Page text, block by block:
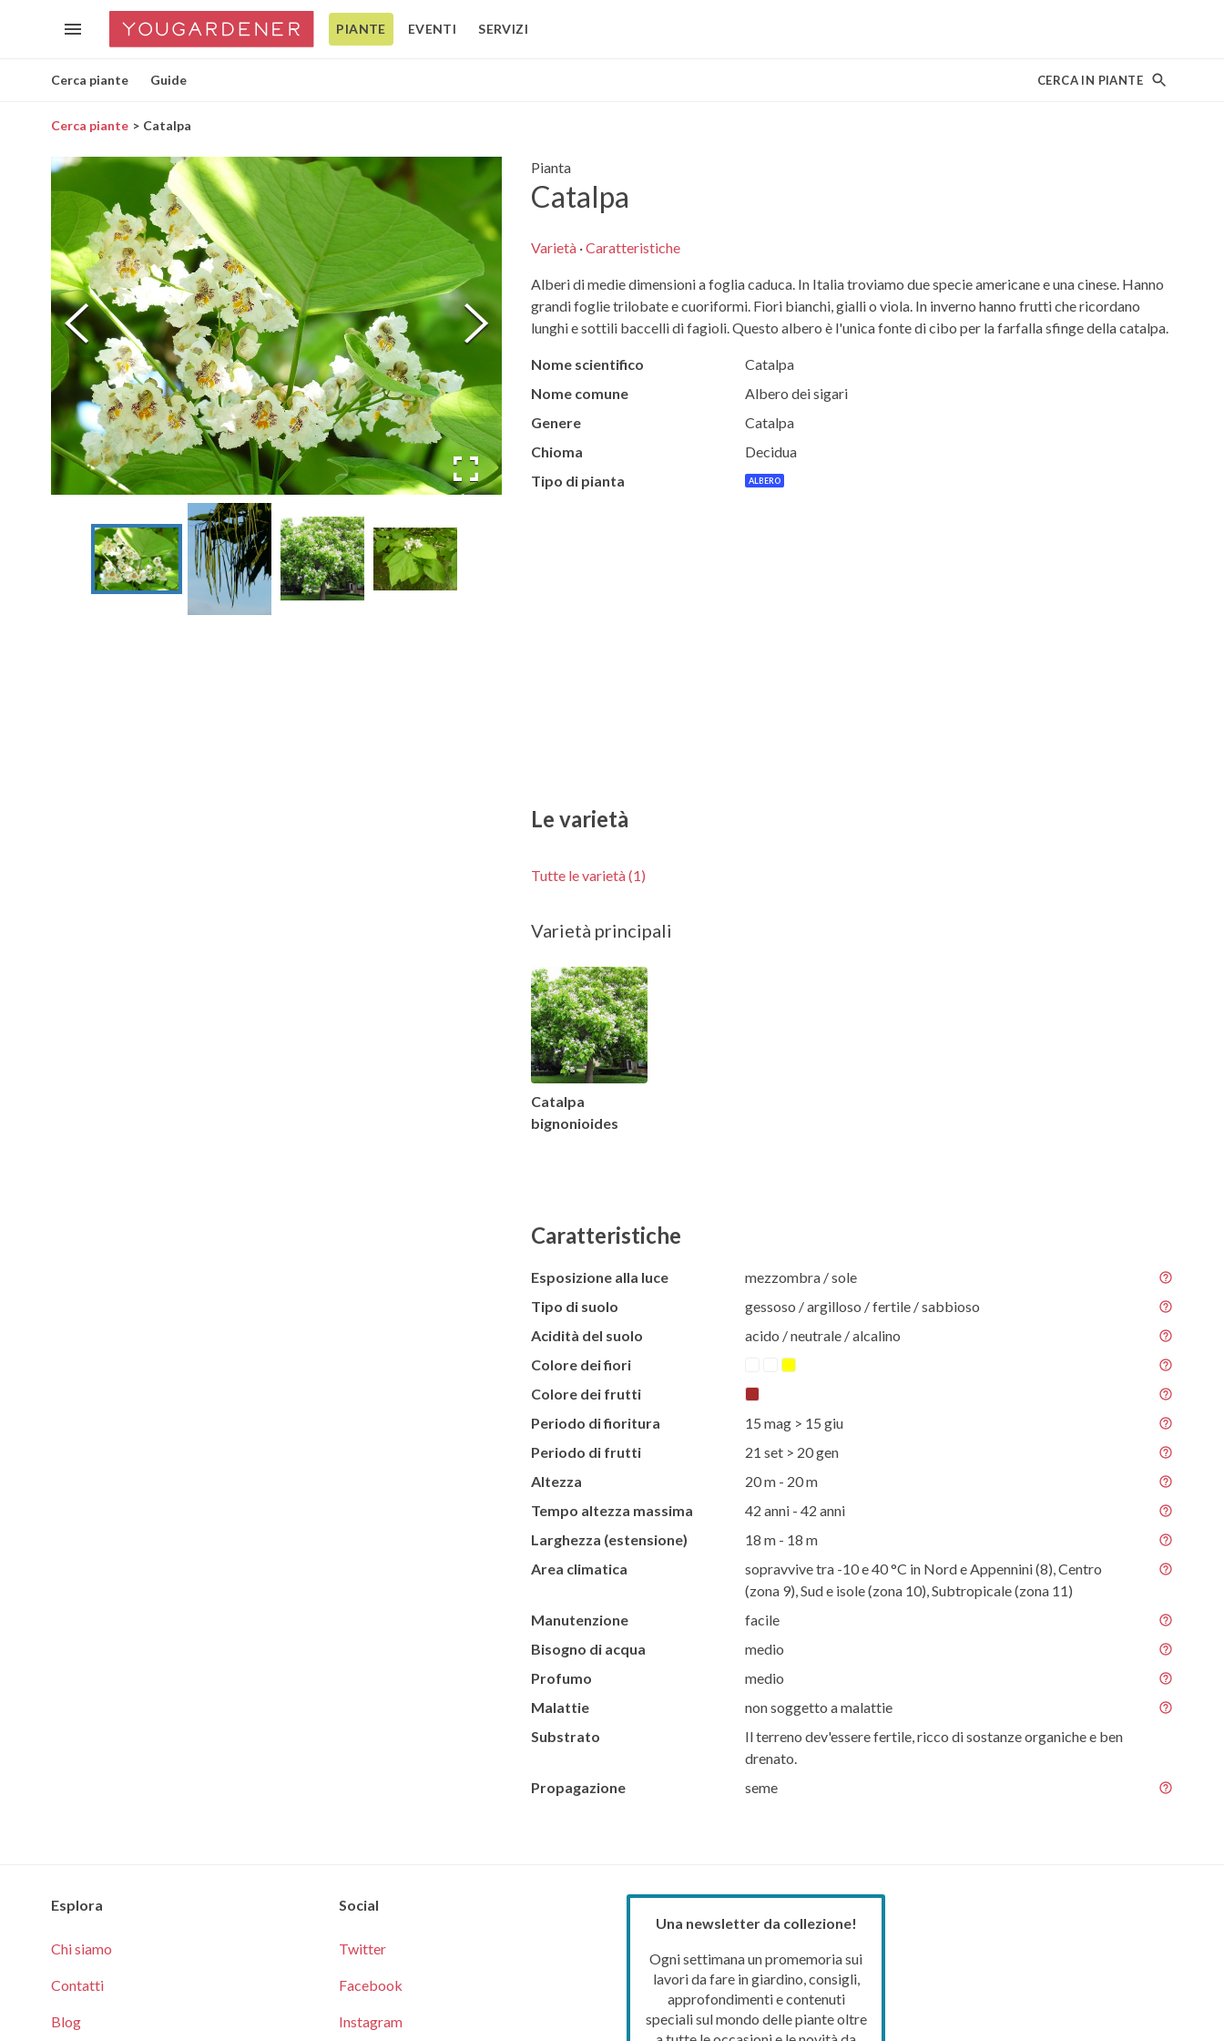
PIANTE EVENTI SERVIZI
Cerca piante Guide CERCA IN PIANTE
Cerca piante Catalpa
Pianta
Catalpa
Varietà·Caratteristiche
Alberi di medie dimensioni a foglia caduca. In Italia troviamo due specie americane e una cinese. Hanno
grandi foglie trilobate e cuoriformi. Fiori bianchi, gialli o viola. In inverno hanno frutti che ricordano
lunghi e sottili baccelli di fagioli. Questo albero è l'unica fonte di cibo per la farfalla sfinge della catalpa.
Nome scientifico
Catalpa
Nome comune
Albero dei sigari
Genere
Catalpa
Chioma
Decidua
Tipo di pianta
ALBERO
Le varietà
Tutte le varietà (1)
Varietà principali
Catalpa
bignonioides
Caratteristiche
Esposizione alla luce
mezzombra / sole
Tipo di suolo
gessoso / argilloso / fertile / sabbioso
Acidità del suolo
acido / neutrale / alcalino
Colore dei fiori
Colore dei frutti
Periodo di fioritura
15 mag > 15 giu
Periodo di frutti
21 set > 20 gen
Altezza
20 m - 20 m
Tempo altezza massima
42 anni - 42 anni
Larghezza (estensione)
18 m - 18 m
Area climatica
sopravvive tra -10 e 40 °C in Nord e Appennini (8), Centro
(zona 9), Sud e isole (zona 10), Subtropicale (zona 11)
Manutenzione
facile
Bisogno di acqua
medio
Profumo
medio
Malattie
non soggetto a malattie
Substrato
Il terreno dev'essere fertile, ricco di sostanze organiche e ben
drenato.
Propagazione
seme
Esplora
Chi siamo
Contatti
Blog
Social
Twitter
Facebook
Instagram
Una newsletter da collezione!
Ogni settimana un promemoria sui
lavori da fare in giardino, consigli,
approfondimenti e contenuti
speciali sul mondo delle piante oltre